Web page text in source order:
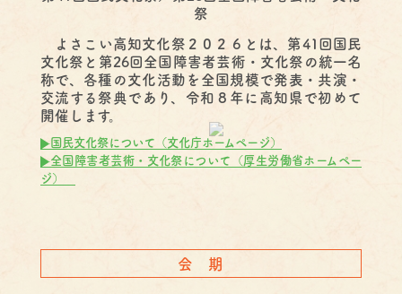
祭
よさこい高知文化祭２０２６とは、第41回国民
文化祭と第26回全国障害者芸術・文化祭の統一名
称で、各種の文化活動を全国規模で発表・共演・
交流する祭典であり、令和８年に高知県で初めて
開催します。
国民文化祭について（文化庁ホームページ）
全国障害者芸術・文化祭について（厚生労働省ホームペー
ジ）
会 期